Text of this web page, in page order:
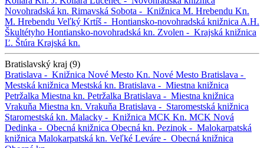
Novohradská kn. Rimavská Sobota - Knižnica M. Hrebendu Kn.
M. Hrebendu Veľký Krtíš - Hontiansko-novohradská knižnica A.H.
Škultétyho Hontiansko-novohradská kn. Zvolen - Krajská knižnica
Ľ. Štúra Krajská kn.
Bratislavský kraj (9)
Bratislava - Knižnica Nové Mesto Kn. Nové Mesto Bratislava -
Mestská knižnica Mestská kn. Bratislava - Miestna knižnica
Petržalka Miestna kn. Petržalka Bratislava - Miestna knižnica
Vrakuňa Miestna kn. Vrakuňa Bratislava - Staromestská knižnica
Staromestská kn. Malacky - Knižnica MCK Kn. MCK Nová
Dedinka - Obecná knižnica Obecná kn. Pezinok - Malokarpatská
knižnica Malokarpatská kn. Veľké Leváre - Obecná knižnica